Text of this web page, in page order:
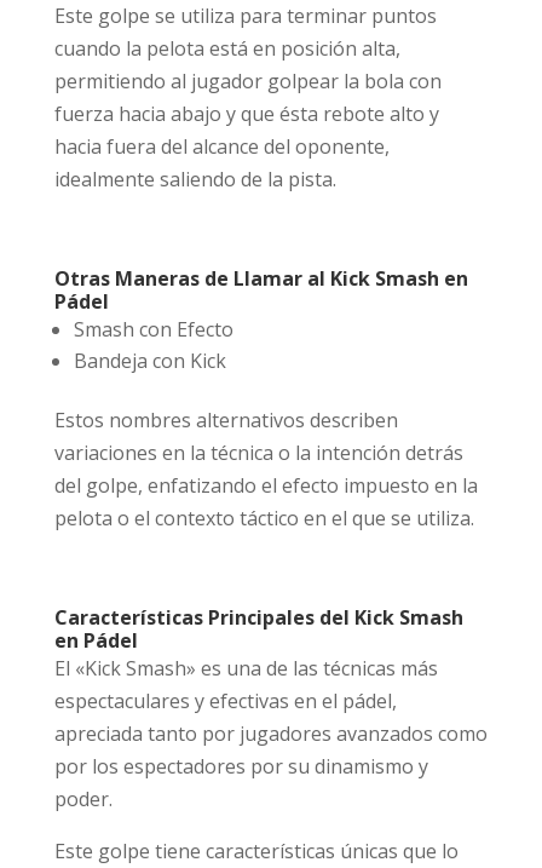
Este golpe se utiliza para terminar puntos
cuando la pelota está en posición alta,
permitiendo al jugador golpear la bola con
fuerza hacia abajo y que ésta rebote alto y
hacia fuera del alcance del oponente,
idealmente saliendo de la pista.
Otras Maneras de Llamar al Kick Smash en
Pádel
Smash con Efecto
Bandeja con Kick
Estos nombres alternativos describen
variaciones en la técnica o la intención detrás
del golpe, enfatizando el efecto impuesto en la
pelota o el contexto táctico en el que se utiliza.
Características Principales del Kick Smash
en Pádel
El «Kick Smash» es una de las técnicas más
espectaculares y efectivas en el pádel,
apreciada tanto por jugadores avanzados como
por los espectadores por su dinamismo y
poder.
Este golpe tiene características únicas que lo